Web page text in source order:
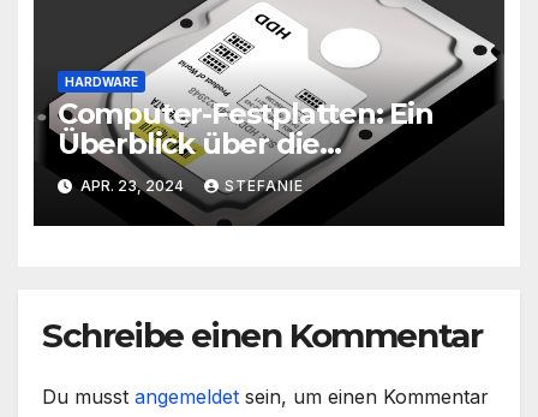
HARDWARE
Computer-Festplatten: Ein
Überblick über die
Unterschiede
APR. 23, 2024 STEFANIE
Schreibe einen Kommentar
Du musst angemeldet sein, um einen Kommentar